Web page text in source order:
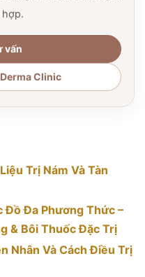
vấn
Clinic
Trị Nám Và Tàn
Đồ Đa Phương Thức –
& Bôi Thuốc Đặc Trị
Nhân Và Cách Điều Trị